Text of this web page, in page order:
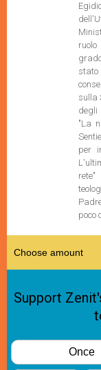
sulla
degli
"La
per
poco